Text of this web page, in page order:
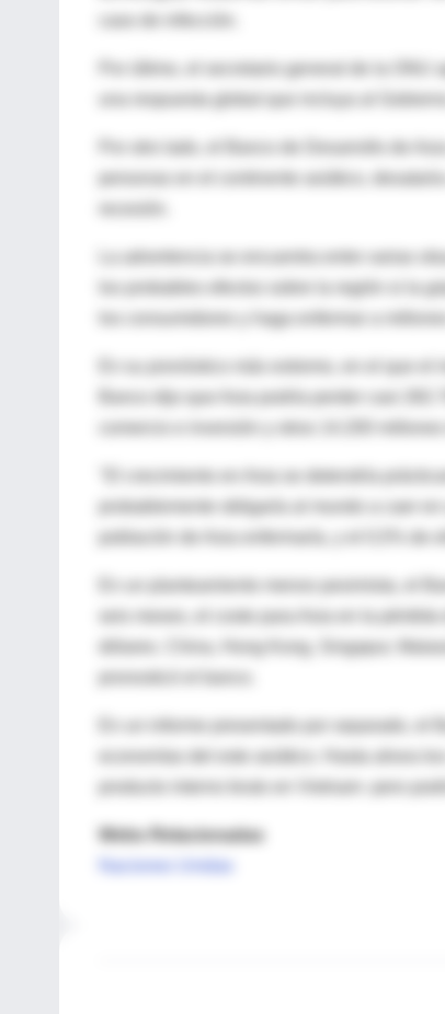
Por último, el secretario general de la
personas en el continente asiático,
los probables efectos sobre la región si la
los consumidores y haga enfermar a
En su pronóstico más extremo, en el que
comercio e inversión y otros 14.200
probablemente obligaría al mundo a caer
En un planteamiento menos pesimista, el
dólares. China, Hong Kong, Singapur,
producto interno bruto en Vietnam- pero
Webs Relacionadas